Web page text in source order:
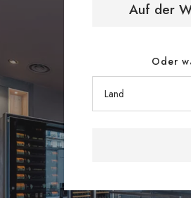
Auf der
Oder